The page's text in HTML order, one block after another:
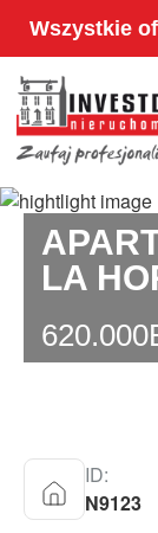
Wszystkie
LA
620.000
ID:
N9123